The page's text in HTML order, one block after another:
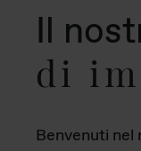
Il
di
Benvenuti